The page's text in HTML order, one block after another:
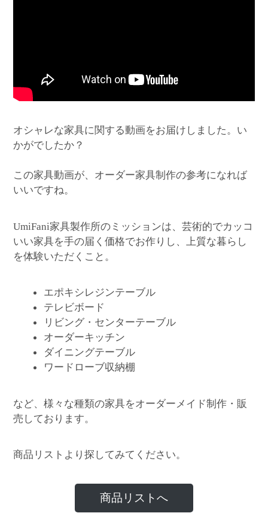
オシャレな家具に関する動画をお届けしました。い
かがでしたか？
この家具動画が、オーダー家具制作の参考になれば
いいですね。
UmiFani家具製作所のミッションは、芸術的でカッコ
いい家具を手の届く価格でお作りし、上質な暮らし
を体験いただくこと。
エポキシレジンテーブル
テレビボード
リビング・センターテーブル
オーダーキッチン
ダイニングテーブル
ワードローブ収納棚
など、様々な種類の家具をオーダーメイド制作・販
売しております。
商品リストより探してみてください。
商品リストへ